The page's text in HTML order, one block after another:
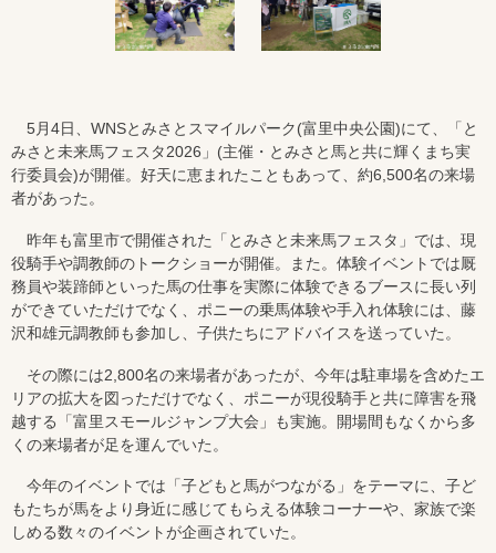
5月4日、WNSとみさとスマイルパーク(富里中央公園)にて、「と
みさと未来馬フェスタ2026」(主催・とみさと馬と共に輝くまち実
行委員会)が開催。好天に恵まれたこともあって、約6,500名の来場
者があった。
昨年も富里市で開催された「とみさと未来馬フェスタ」では、現
役騎手や調教師のトークショーが開催。また。体験イベントでは厩
務員や装蹄師といった馬の仕事を実際に体験できるブースに長い列
ができていただけでなく、ポニーの乗馬体験や手入れ体験には、藤
沢和雄元調教師も参加し、子供たちにアドバイスを送っていた。
その際には2,800名の来場者があったが、今年は駐車場を含めたエ
リアの拡大を図っただけでなく、ポニーが現役騎手と共に障害を飛
越する「富里スモールジャンプ大会」も実施。開場間もなくから多
くの来場者が足を運んでいた。
今年のイベントでは「子どもと馬がつながる」をテーマに、子ど
もたちが馬をより身近に感じてもらえる体験コーナーや、家族で楽
しめる数々のイベントが企画されていた。